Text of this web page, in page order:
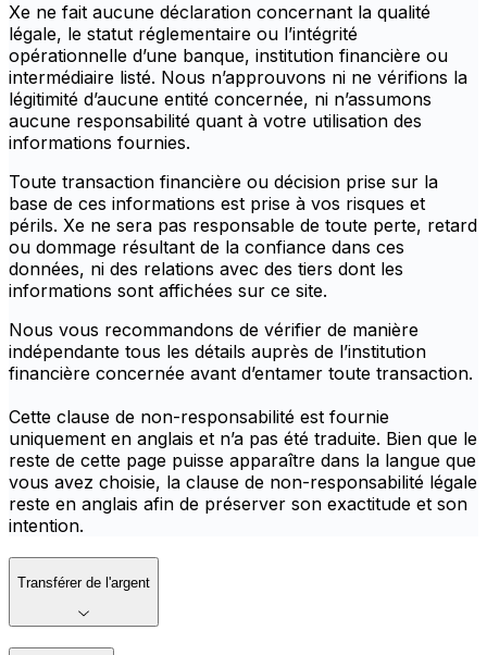
Xe ne fait aucune déclaration concernant la qualité
légale, le statut réglementaire ou l’intégrité
opérationnelle d’une banque, institution financière ou
intermédiaire listé. Nous n’approuvons ni ne vérifions la
légitimité d’aucune entité concernée, ni n’assumons
aucune responsabilité quant à votre utilisation des
informations fournies.
Toute transaction financière ou décision prise sur la
base de ces informations est prise à vos risques et
périls. Xe ne sera pas responsable de toute perte, retard
ou dommage résultant de la confiance dans ces
données, ni des relations avec des tiers dont les
informations sont affichées sur ce site.
Nous vous recommandons de vérifier de manière
indépendante tous les détails auprès de l’institution
financière concernée avant d’entamer toute transaction.
Cette clause de non-responsabilité est fournie
uniquement en anglais et n’a pas été traduite. Bien que le
reste de cette page puisse apparaître dans la langue que
vous avez choisie, la clause de non-responsabilité légale
reste en anglais afin de préserver son exactitude et son
intention.
Transférer de l'argent